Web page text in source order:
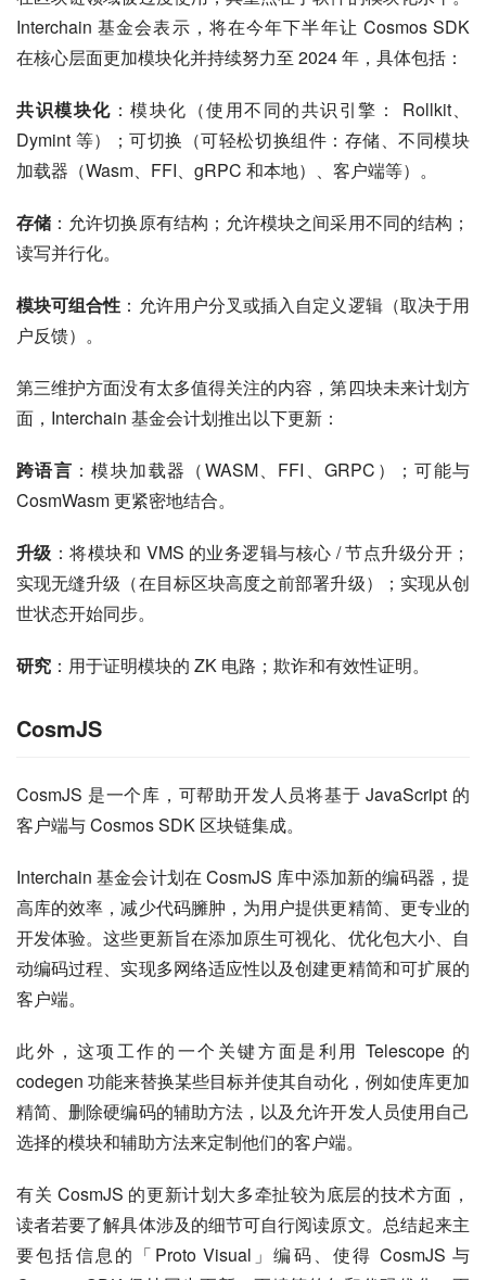
Interchain 基金会表示，将在今年下半年让 Cosmos SDK
在核心层面更加模块化并持续努力至 2024 年，具体包括：
共识模块化 ：模块化（使用不同的共识引擎： Rollkit、
Dymint 等）；可切换（可轻松切换组件：存储、不同模块
加载器（Wasm、FFI、gRPC 和本地）、客户端等）。
存储 ：允许切换原有结构；允许模块之间采用不同的结构；
读写并行化。
模块可组合性 ：允许用户分叉或插入自定义逻辑（取决于用
户反馈）。
第三维护方面没有太多值得关注的内容，第四块未来计划方
面，Interchain 基金会计划推出以下更新：
跨语言 ：模块加载器（WASM、FFI、GRPC）；可能与
CosmWasm 更紧密地结合。
升级 ：将模块和 VMS 的业务逻辑与核心 / 节点升级分开；
实现无缝升级（在目标区块高度之前部署升级）；实现从创
世状态开始同步。
研究 ：用于证明模块的 ZK 电路；欺诈和有效性证明。
CosmJS
CosmJS 是一个库，可帮助开发人员将基于 JavaScript 的
客户端与 Cosmos SDK 区块链集成。
Interchain 基金会计划在 CosmJS 库中添加新的编码器，提
高库的效率，减少代码臃肿，为用户提供更精简、更专业的
开发体验。这些更新旨在添加原生可视化、优化包大小、自
动编码过程、实现多网络适应性以及创建更精简和可扩展的
客户端。
此外，这项工作的一个关键方面是利用 Telescope 的
codegen 功能来替换某些目标并使其自动化，例如使库更加
精简、删除硬编码的辅助方法，以及允许开发人员使用自己
选择的模块和辅助方法来定制他们的客户端。
有关 CosmJS 的更新计划大多牵扯较为底层的技术方面，
读者若要了解具体涉及的细节可自行阅读原文。总结起来主
要包括信息的「Proto Visual」编码、使得 CosmJS 与